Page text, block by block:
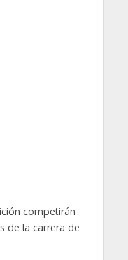
competirán
de la carrera de